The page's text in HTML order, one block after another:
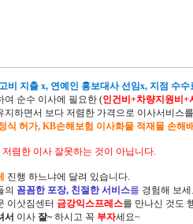
비 지출 x, 연예인 홍보대사 선임x, 지점 수수
여 순수 이사에 필요한 (인건비+차량지원비+
지하면서 보다 저렴한 가격으로 이사서비스
식 허가, KB손해보험 이사화물 적재물 손해
렴한 이사 잘못하는 것이 아닙니다.
진행 하느냐에 달려 있습니다.
의 꼼꼼한 포장, 친절한 서비스를 경험해 보세
이삿짐센터 금강익스프레스를 만나신 것도
서 이사 잘~ 하시고 꼭 부자세요~